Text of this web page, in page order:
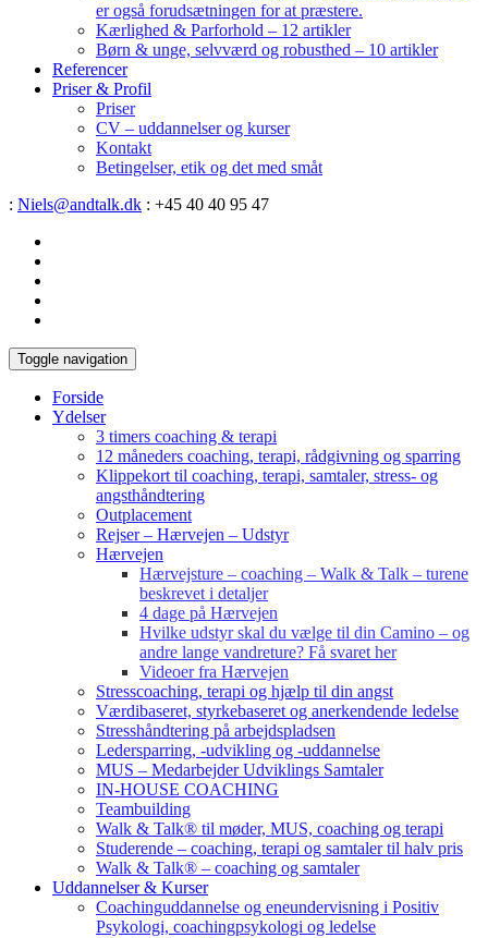
er også forudsætningen for at præstere.
Kærlighed & Parforhold – 12 artikler
Børn & unge, selvværd og robusthed – 10 artikler
Referencer
Priser & Profil
Priser
CV – uddannelser og kurser
Kontakt
Betingelser, etik og det med småt
: Niels@andtalk.dk : +45 40 40 95 47
Toggle navigation
Forside
Ydelser
3 timers coaching & terapi
12 måneders coaching, terapi, rådgivning og sparring
Klippekort til coaching, terapi, samtaler, stress- og
angsthåndtering
Outplacement
Rejser – Hærvejen – Udstyr
Hærvejen
Hærvejsture – coaching – Walk & Talk – turene
beskrevet i detaljer
4 dage på Hærvejen
Hvilke udstyr skal du vælge til din Camino – og
andre lange vandreture? Få svaret her
Videoer fra Hærvejen
Stresscoaching, terapi og hjælp til din angst
Værdibaseret, styrkebaseret og anerkendende ledelse
Stresshåndtering på arbejdspladsen
Ledersparring, -udvikling og -uddannelse
MUS – Medarbejder Udviklings Samtaler
IN-HOUSE COACHING
Teambuilding
Walk & Talk® til møder, MUS, coaching og terapi
Studerende – coaching, terapi og samtaler til halv pris
Walk & Talk® – coaching og samtaler
Uddannelser & Kurser
Coachinguddannelse og eneundervisning i Positiv
Psykologi, coachingpsykologi og ledelse